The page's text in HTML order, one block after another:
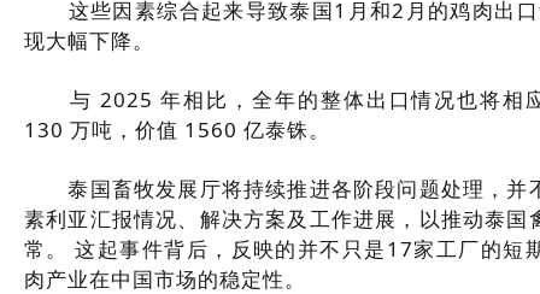
这些因素综合起来导致泰国1月和2月的鸡肉出口
现大幅下降。
与 2025 年相比，全年的整体出口情况也将相
130 万吨，价值 1560 亿泰铢。
泰国畜牧发展厅将持续推进各阶段问题处理，并
素利亚汇报情况、解决方案及工作进展，以推动泰国
常。 这起事件背后，反映的并不只是17家工厂的短
肉产业在中国市场的稳定性。